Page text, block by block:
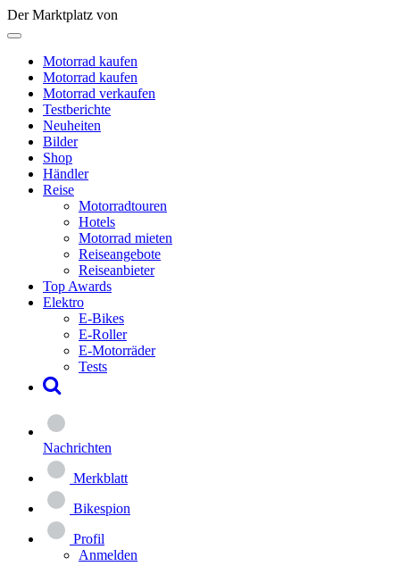
Der Marktplatz von
Motorrad kaufen
Motorrad kaufen
Motorrad verkaufen
Testberichte
Neuheiten
Bilder
Shop
Händler
Reise
Motorradtouren
Hotels
Motorrad mieten
Reiseangebote
Reiseanbieter
Top Awards
Elektro
E-Bikes
E-Roller
E-Motorräder
Tests
Nachrichten
Merkblatt
Bikespion
Profil
Anmelden